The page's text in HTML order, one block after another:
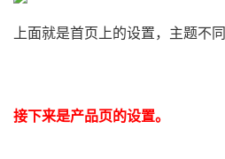
上面就是首页上的设置，主题不
接下来是产品页的设置。